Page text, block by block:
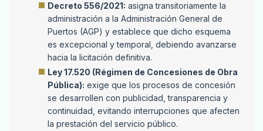
Decreto 556/2021: asigna transitoriamente la
administración a la Administración General de
Puertos (AGP) y establece que dicho esquema
es excepcional y temporal, debiendo avanzarse
hacia la licitación definitiva.
Ley 17.520 (Régimen de Concesiones de Obra
Pública): exige que los procesos de concesión
se desarrollen con publicidad, transparencia y
continuidad, evitando interrupciones que afecten
la prestación del servicio público.